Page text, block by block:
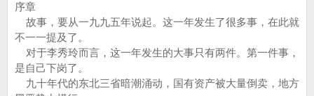
序章
故事，要从一九九五年说起。这一年发生了很多事，在此就
不一一提及了。
对于李秀玲而言，这一年发生的大事只有两件。第一件事，
是自己下岗了。
九十年代的东北三省暗潮涌动，国有资产被大量倒卖，地方